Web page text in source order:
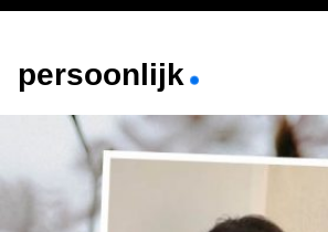
persoonlijk